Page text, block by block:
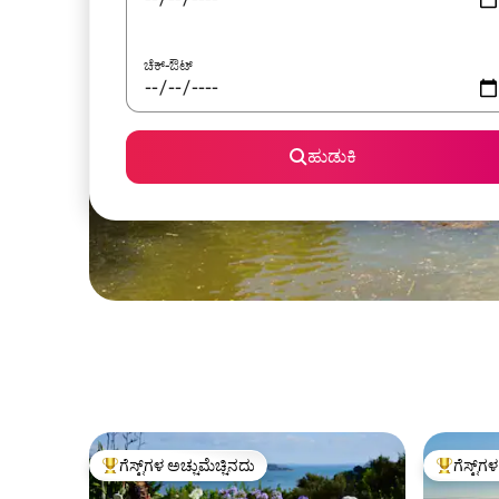
ಚೆಕ್-ಔಟ್
ಹುಡುಕಿ
ಗೆಸ್ಟ್‌ಗಳಿಗೆ ಅತಿ ಹೆಚ್ಚು ಅಚ್ಚುಮೆಚ್ಚಿನದು
ಗೆಸ್ಟ್‌ಗಳ ಅಚ್ಚುಮೆಚ್ಚಿನದು ಗೆಸ್ಟ್‌ಗಳಿಗೆ